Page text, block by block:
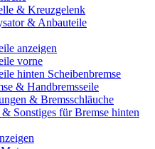
& Kreuzgelenk
& Anbauteile
anzeigen
vorne
hinten Scheibenbremse
& Handbremsseile
& Bremsschläuche
Sonstiges für Bremse hinten